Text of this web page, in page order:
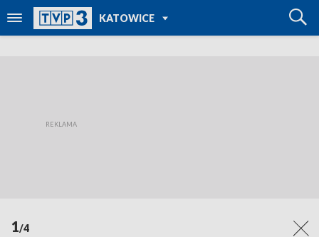
KATOWICE
TVP REGIONY
1/4